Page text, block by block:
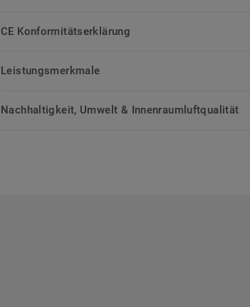
CE Konformitätserklärung
Leistungsmerkmale
Nachhaltigkeit, Umwelt & Innenraumluftqualität